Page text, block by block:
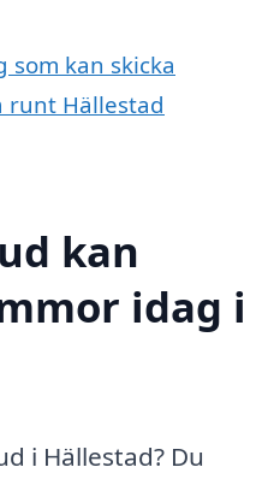
som kan skicka
runt Hällestad
kan
idag i
i Hällestad? Du